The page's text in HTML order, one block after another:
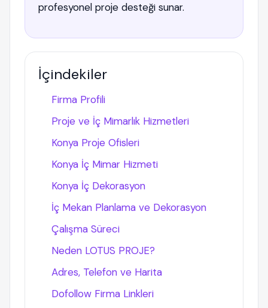
profesyonel proje desteği sunar.
İçindekiler
Firma Profili
Proje ve İç Mimarlık Hizmetleri
Konya Proje Ofisleri
Konya İç Mimar Hizmeti
Konya İç Dekorasyon
İç Mekan Planlama ve Dekorasyon
Çalışma Süreci
Neden LOTUS PROJE?
Adres, Telefon ve Harita
Dofollow Firma Linkleri